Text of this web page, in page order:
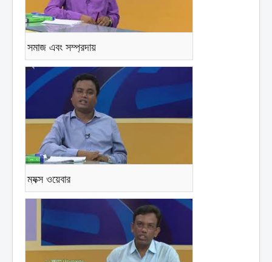
সমাজ এবং সম্প্রদায়
ম্যক্স ওয়েবার